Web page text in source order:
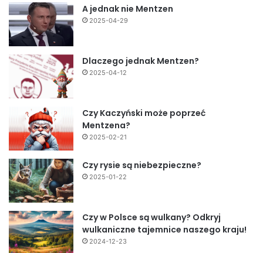
A jednak nie Mentzen
2025-04-29
Dlaczego jednak Mentzen?
2025-04-12
Czy Kaczyński może poprzeć
Mentzena?
2025-02-21
Czy rysie są niebezpieczne?
2025-01-22
Czy w Polsce są wulkany? Odkryj
wulkaniczne tajemnice naszego kraju!
2024-12-23